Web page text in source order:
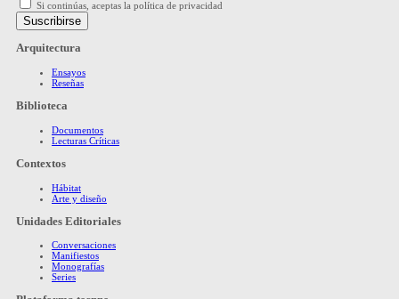
Si continúas, aceptas la política de privacidad
Arquitectura
Ensayos
Reseñas
Biblioteca
Documentos
Lecturas Críticas
Contextos
Hábitat
Arte y diseño
Unidades Editoriales
Conversaciones
Manifiestos
Monografías
Series